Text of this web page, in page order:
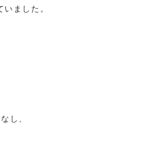
ました。
し、